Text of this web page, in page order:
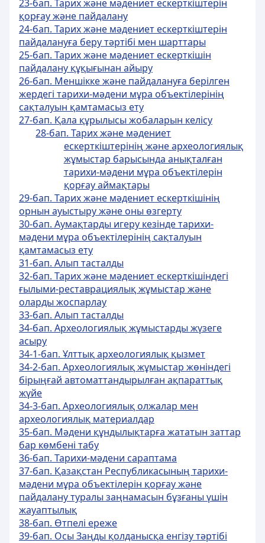
23-бап. Тарих және мәдениет ескерткіштерін
қорғау және пайдалану
24-бап. Тарих және мәдениет ескерткіштерін
пайдалануға беру тәртібі мен шарттары
25-бап. Тарих және мәдениет ескерткішін
пайдалану құқығынан айыру
26-бап. Меншікке және пайдалануға берілген
жердегі тарихи-мәдени мұра объектілерінің
сақталуын қамтамасыз ету
27-бап. Қала құрылысы жобаларын келісу
28-бап. Тарих жəне мəдениет
ескерткіштерінің жəне археологиялық
жұмыстар барысында анықталған
тарихи-мəдени мұра объектілерін
қорғау аймақтары
29-бап. Тарих және мәдениет ескерткішінің
орнын ауыстыру және оны өзгерту
30-бап. Аумақтарды игеру кезінде тарихи-
мәдени мұра объектілерінің сақталуын
қамтамасыз ету
31-бап. Алып тасталды
32-бап. Тарих және мәдениет ескерткішіндегі
ғылыми-реставрациялық жұмыстар және
оларды жоспарлау
33-бап. Алып тасталды
34-бап. Археологиялық жұмыстарды жүзеге
асыру
34-1-бап. Ұлттық археологиялық қызмет
34-2-бап. Археологиялық жұмыстар жөніндегі
бірыңғай автоматтандырылған ақпараттық
жүйе
34-3-бап. Археологиялық олжалар мен
археологиялық материалдар
35-бап. Мәдени құндылықтарға жататын заттар
бар көмбені табу
36-бап. Тарихи-мәдени сараптама
37-бап. Қазақстан Республикасының тарихи-
мәдени мұра объектілерін қорғау және
пайдалану туралы заңнамасын бұзғаны үшін
жауаптылық
38-бап. Өтпелі ереже
39-бап. Осы Заңды қолданысқа енгізу тәртібі